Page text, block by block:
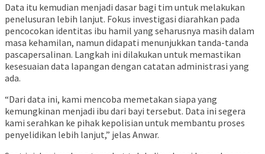
Data itu kemudian menjadi dasar bagi tim untuk melakukan
penelusuran lebih lanjut. Fokus investigasi diarahkan pada
pencocokan identitas ibu hamil yang seharusnya masih dalam
masa kehamilan, namun didapati menunjukkan tanda-tanda
pascapersalinan. Langkah ini dilakukan untuk memastikan
kesesuaian data lapangan dengan catatan administrasi yang
ada.
“Dari data ini, kami mencoba memetakan siapa yang
kemungkinan menjadi ibu dari bayi tersebut. Data ini segera
kami serahkan ke pihak kepolisian untuk membantu proses
penyelidikan lebih lanjut,” jelas Anwar.